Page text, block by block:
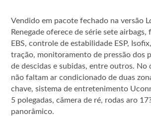
Vendido em pacote fechado na versão
Renegade oferece de série sete airbags,
EBS, controle de estabilidade ESP,
tração, monitoramento de pressão dos
de descidas e subidas, entre outros.
não faltam ar condicionado de duas
chave, sistema de entretenimento
5 polegadas, câmera de ré, rodas aro
panorâmico.